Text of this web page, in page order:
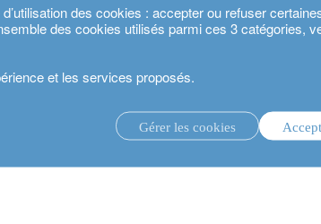
des cookies : accepter ou refuser
des cookies utilisés parmi ces 3 catégories,
et les services proposés.
Gérer les cookies
service de conseil en investissement.